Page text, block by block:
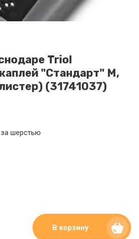
Triol
"Стандарт" M,
(31741037)
шерстью
В корзину